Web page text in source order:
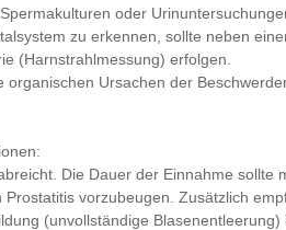
oder
zu erkennen, sollte neben
(Harnstrahlmessung) erfolgen.
Ursachen der
Die Dauer der Einnahme sollte
vorzubeugen. Zusätzlich
(unvollständige